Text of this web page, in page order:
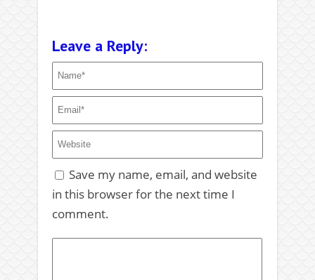
Leave a Reply:
Save my name, email, and website
in this browser for the next time I
comment.